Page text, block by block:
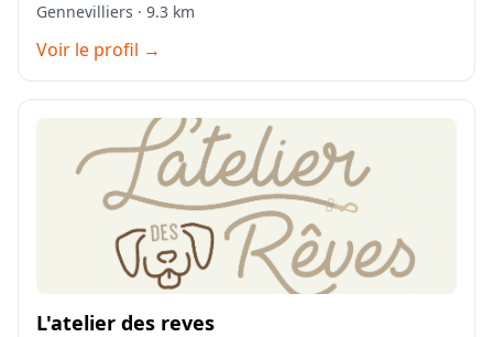
Gennevilliers · 9.3 km
Voir le profil →
L'atelier des reves